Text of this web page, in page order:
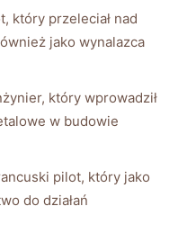
który przeleciał nad
jako wynalazca
który wprowadził
w budowie
pilot, który jako
do działań